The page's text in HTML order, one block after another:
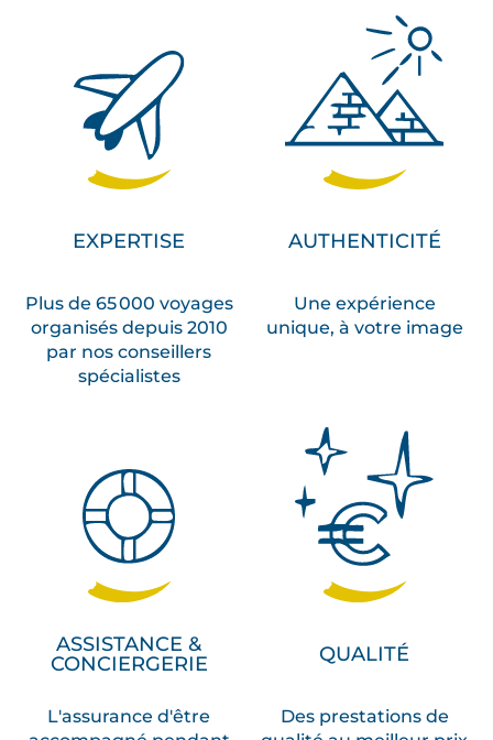
EXPERTISE
Plus de 65 000 voyages
organisés depuis 2010
par nos conseillers
spécialistes
AUTHENTICITÉ
Une expérience
unique, à votre image
ASSISTANCE &
CONCIERGERIE
L'assurance d'être
QUALITÉ
Des prestations de